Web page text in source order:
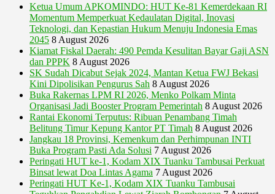
Ketua Umum APKOMINDO: HUT Ke-81 Kemerdekaan RI
Momentum Memperkuat Kedaulatan Digital, Inovasi
Teknologi, dan Kepastian Hukum Menuju Indonesia Emas
2045 8 August 2026
Kiamat Fiskal Daerah: 490 Pemda Kesulitan Bayar Gaji ASN
dan PPPK 8 August 2026
SK Sudah Dicabut Sejak 2024, Mantan Ketua FWJ Bekasi
Kini Dipolisikan Pengurus Sah 8 August 2026
Buka Rakernas LPM RI 2026, Menko Polkam Minta
Organisasi Jadi Booster Program Pemerintah 8 August 2026
Rantai Ekonomi Terputus: Ribuan Penambang Timah
Belitung Timur Kepung Kantor PT Timah 8 August 2026
Jangkau 18 Provinsi, Kemenkum dan Perhimpunan INTI
Buka Program Pasti Ada Solusi 7 August 2026
Peringati HUT ke-1, Kodam XIX Tuanku Tambusai Perkuat
Binsat lewat Doa Lintas Agama 7 August 2026
Peringati HUT Ke-1, Kodam XIX Tuanku Tambusai